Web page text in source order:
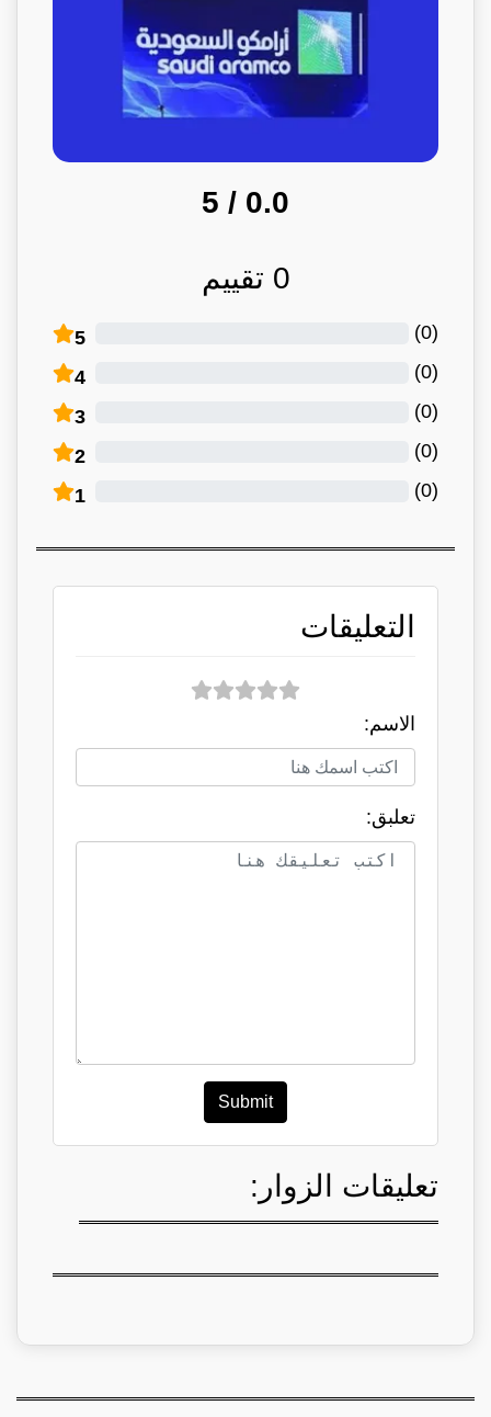
0.0
/ 5
0 تقييم
5 (
0
)
4 (
0
)
3 (
0
)
2 (
0
)
1 (
0
)
التعليقات
الاسم:
تعلبق:
Submit
تعليقات الزوار: